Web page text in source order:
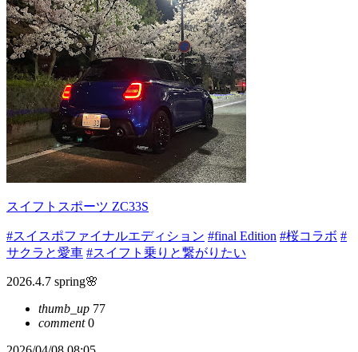
スイフトスポーツ ZC33S
#スイスポファイナルエディション #final Edition #桜コラボ #
サクラと愛車 #スイフト乗りと繋がりたい
2026.4.7 spring🌸
thumb_up 77
comment0